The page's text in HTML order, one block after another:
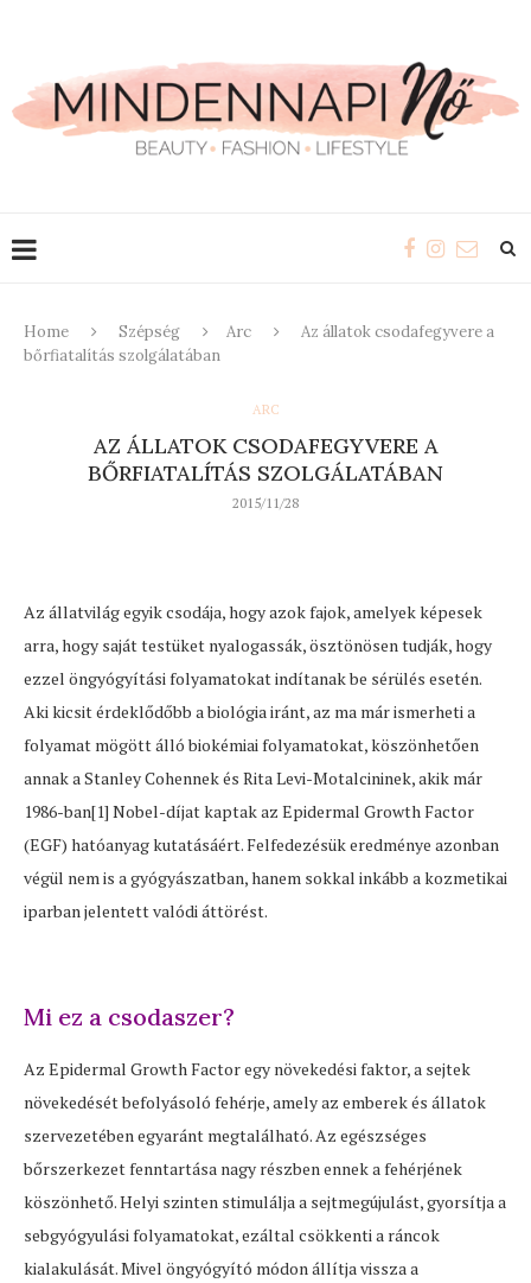
Home Szépség Arc
Az állatok csodafegyvere a
bőrfiatalítás szolgálatában
ARC
AZ ÁLLATOK CSODAFEGYVERE A
BŐRFIATALÍTÁS SZOLGÁLATÁBAN
2015/11/28
Az állatvilág egyik csodája, hogy azok fajok, amelyek képesek
arra, hogy saját testüket nyalogassák, ösztönösen tudják, hogy
ezzel öngyógyítási folyamatokat indítanak be sérülés esetén.
Aki kicsit érdeklődőbb a biológia iránt, az ma már ismerheti a
folyamat mögött álló biokémiai folyamatokat, köszönhetően
annak a Stanley Cohennek és Rita Levi-Motalcininek, akik már
1986-ban[1] Nobel-díjat kaptak az Epidermal Growth Factor
(EGF) hatóanyag kutatásáért. Felfedezésük eredménye azonban
végül nem is a gyógyászatban, hanem sokkal inkább a kozmetikai
iparban jelentett valódi áttörést.
Mi ez a csodaszer?
Az Epidermal Growth Factor egy növekedési faktor, a sejtek
növekedését befolyásoló fehérje, amely az emberek és állatok
szervezetében egyaránt megtalálható. Az egészséges
bőrszerkezet fenntartása nagy részben ennek a fehérjének
köszönhető. Helyi szinten stimulálja a sejtmegújulást, gyorsítja a
sebgyógyulási folyamatokat, ezáltal csökkenti a ráncok
kialakulását. Mivel öngyógyító módon állítja vissza a